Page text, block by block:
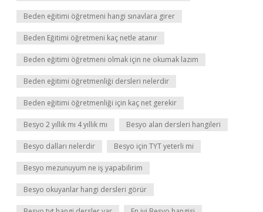
Beden eğitimi öğretmeni hangi sınavlara girer
Beden Eğitimi öğretmeni kaç netle atanır
Beden eğitimi öğretmeni olmak için ne okumak lazım
Beden eğitimi öğretmenliği dersleri nelerdir
Beden eğitimi öğretmenliği için kaç net gerekir
Besyo 2 yıllık mı 4 yıllık mı Besyo alan dersleri hangileri
Besyo dalları nelerdir Besyo için TYT yeterli mi
Besyo mezunuyum ne iş yapabilirim
Besyo okuyanlar hangi dersleri görür